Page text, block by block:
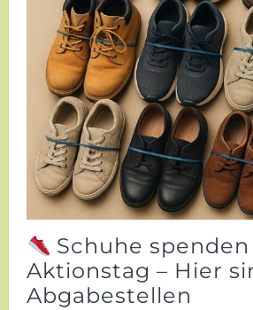
Schuhe
Aktionstag – Hier
Abgabestellen